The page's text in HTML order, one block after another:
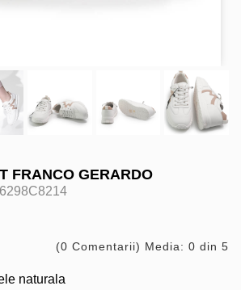
FRANCO GERARDO
6298C8214
(0 Comentarii) Media: 0 din 5
naturala